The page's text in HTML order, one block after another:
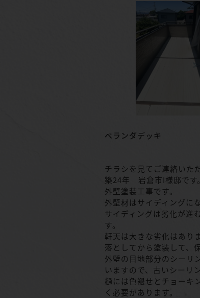
ベランダデッキ
チラシを見てご連絡いた
築24年 岩倉市I様邸です。
外壁塗装工事です。
外壁材はサイディングに
サイディングは劣化が進
す。
軒天は大きな劣化はあり
落としてから塗装して、
外壁の目地部分のシーリ
いますので、古いシーリ
樋には色褪せとチョーキ
く必要があります。